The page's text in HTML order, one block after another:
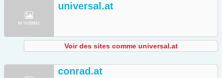
universal.at
Voir des sites comme universal.at
conrad.at